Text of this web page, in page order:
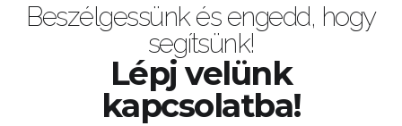
Beszélgessünk és engedd, hogy
segítsünk!
Lépj velünk
kapcsolatba!